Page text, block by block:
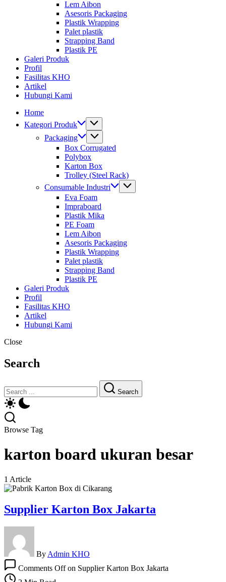
Lem Aibon
Asesoris Packaging
Plastik Wrapping
Palet plastik
Strapping Band
Plastik PE
Galeri Produk
Profil
Fasilitas KHO
Artikel
Hubungi Kami
Home
Kategori Produk
Packaging
Box Corrugated
Polybox
Karton Box
Trolley (Steel Rack)
Consumable Industri
Eva Foam
Impraboard
Plastik Mika
PE Foam
Lem Aibon
Asesoris Packaging
Plastik Wrapping
Palet plastik
Strapping Band
Plastik PE
Galeri Produk
Profil
Fasilitas KHO
Artikel
Hubungi Kami
Close
Search
Search
Browse Tag
karton board ukuran besar
1 Article
Supplier Karton Box Jakarta
By Admin KHO
Comments Offon Supplier Karton Box Jakarta